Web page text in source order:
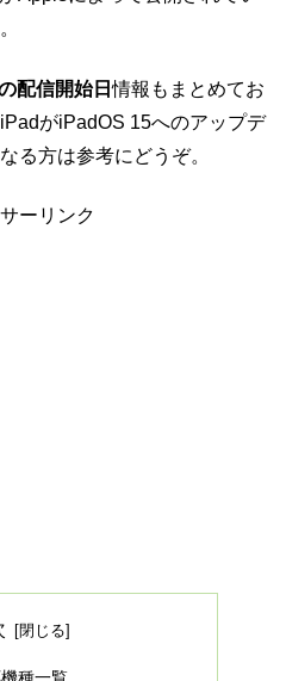
配信開始日情報もまとめてお
がiPadOS 15へのアップデ
る方は参考にどうぞ。
ーリンク